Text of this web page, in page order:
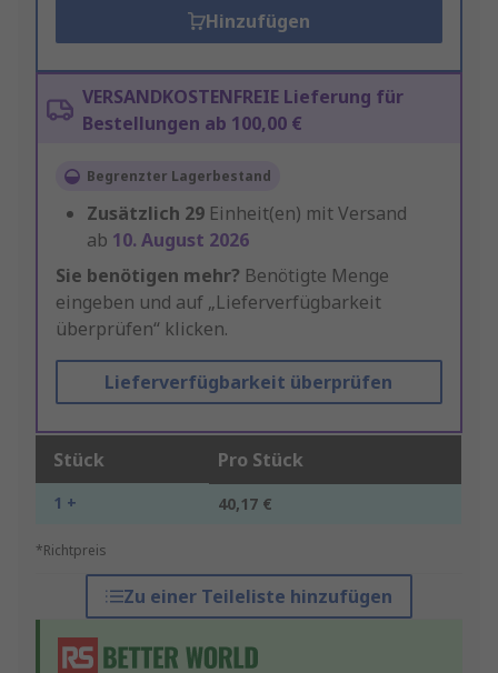
Hinzufügen
VERSANDKOSTENFREIE Lieferung für
Bestellungen ab 100,00 €
Begrenzter Lagerbestand
Zusätzlich 29 Einheit(en) mit Versand
ab 10. August 2026
Sie benötigen mehr? Benötigte Menge
eingeben und auf „Lieferverfügbarkeit
überprüfen“ klicken.
Lieferverfügbarkeit überprüfen
Stück Pro Stück
1 + 40,17 €
*Richtpreis
Zu einer Teileliste hinzufügen